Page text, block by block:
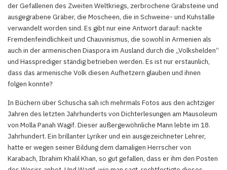
der Gefallenen des Zweiten Weltkriegs, zerbrochene Grabsteine und
ausgegrabene Gräber, die Moscheen, die in Schweine- und Kuhställe
verwandelt worden sind. Es gibt nur eine Antwort darauf: nackte
Fremdenfeindlichkeit und Chauvinismus, die sowohl in Armenien als
auch in der armenischen Diaspora im Ausland durch die „Volkshelden“
und Hassprediger ständig betrieben werden. Es ist nur erstaunlich,
dass das armenische Volk diesen Aufhetzern glauben und ihnen
folgen konnte?
In Büchern über Schuscha sah ich mehrmals Fotos aus den achtziger
Jahren des letzten Jahrhunderts von Dichterlesungen am Mausoleum
von Molla Panah Wagif. Dieser außergewöhnliche Mann lebte im 18.
Jahrhundert. Ein brillanter Lyriker und ein ausgezeichneter Lehrer,
hatte er wegen seiner Bildung dem damaligen Herrscher von
Karabach, Ibrahim Khalil Khan, so gut gefallen, dass er ihm den Posten